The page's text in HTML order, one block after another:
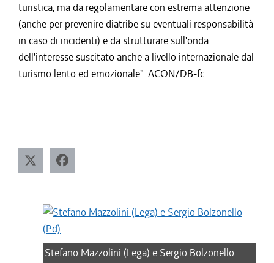
turistica, ma da regolamentare con estrema attenzione
(anche per prevenire diatribe su eventuali responsabilità
in caso di incidenti) e da strutturare sull'onda
dell'interesse suscitato anche a livello internazionale dal
turismo lento ed emozionale". ACON/DB-fc
Stefano Mazzolini (Lega) e Sergio Bolzonello